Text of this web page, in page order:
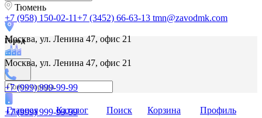
Москва, ул. Ленина 47, офис 21
Москва, ул. Ленина 47, офис 21
+7 (999) 999-99-99
+7 (999) 999-99-99
Тюмень
+7 (958) 150-02-11+7 (3452) 66-63-13 tmn@zavodmk.com
Город
Главная Каталог Поиск Корзина Профиль